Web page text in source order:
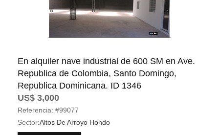
En alquiler nave industrial de 600 SM en Ave.
Republica de Colombia, Santo Domingo,
Republica Dominicana. ID 1346
US$ 3,000
Referencia: #99077
Sector:Altos De Arroyo Hondo